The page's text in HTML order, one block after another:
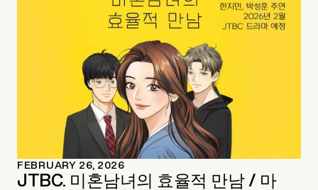
FEBRUARY 26, 2026
JTBC. 미혼남녀의 효율적 만남 / 마